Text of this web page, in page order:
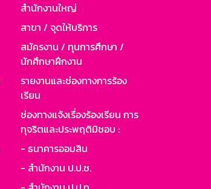
สำนักงานใหญ่
สาขา / จุดให้บริการ
สมัครงาน / ทุนการศึกษา /
นักศึกษาฝึกงาน
รายงานและช่องทางการร้อง
เรียน
ช่องทางแจ้งเรื่องร้องเรียน การ
ทุจริตและประพฤติมิชอบ :
- ธนาคารออมสิน
- สำนักงาน ป.ป.ช.